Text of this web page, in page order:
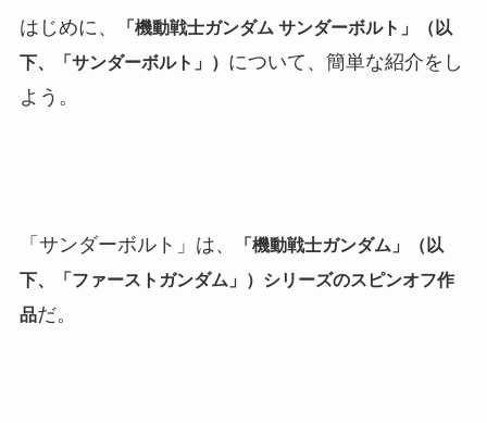
はじめに、
「機動戦士ガンダム サンダーボルト」（以
下、「サンダーボルト」） について、簡単な紹介をし
よう。
「サンダーボルト」は、
「機動戦士ガンダム」（以
下、「ファーストガンダム」）シリーズのスピンオフ作
品だ。